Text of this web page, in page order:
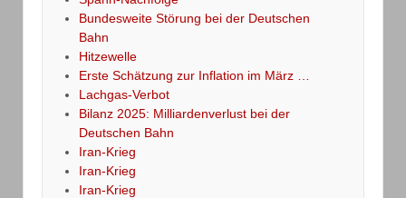
Bundesweite Störung bei der Deutschen
Bahn
Hitzewelle
Erste Schätzung zur Inflation im März …
Lachgas-Verbot
Bilanz 2025: Milliardenverlust bei der
Deutschen Bahn
Iran-Krieg
Iran-Krieg
Iran-Krieg